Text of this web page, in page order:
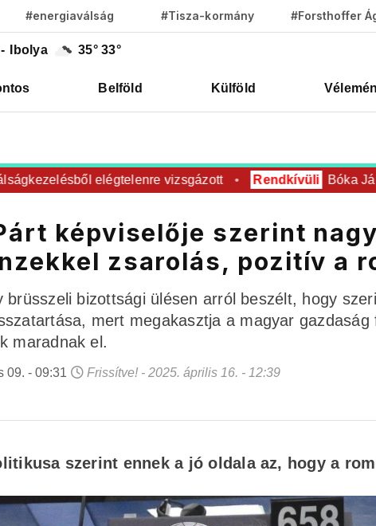
#energiaválság #Tisza-kormány #Forsthoffer
- Ibolya 35° 33°
Belföld Külföld
elégtelenre vizsgázott Rendkívüli Bóka
képviselője szerint
zsarolás, pozitív a
brüsszeli bizottsági ülésen arról beszélt, hogy
mert megakasztja a magyar
maradnak el.
09. - 09:31 Frissítve! - 2025. április 16. - 12:39
szerint ennek a jó oldala az, hogy a